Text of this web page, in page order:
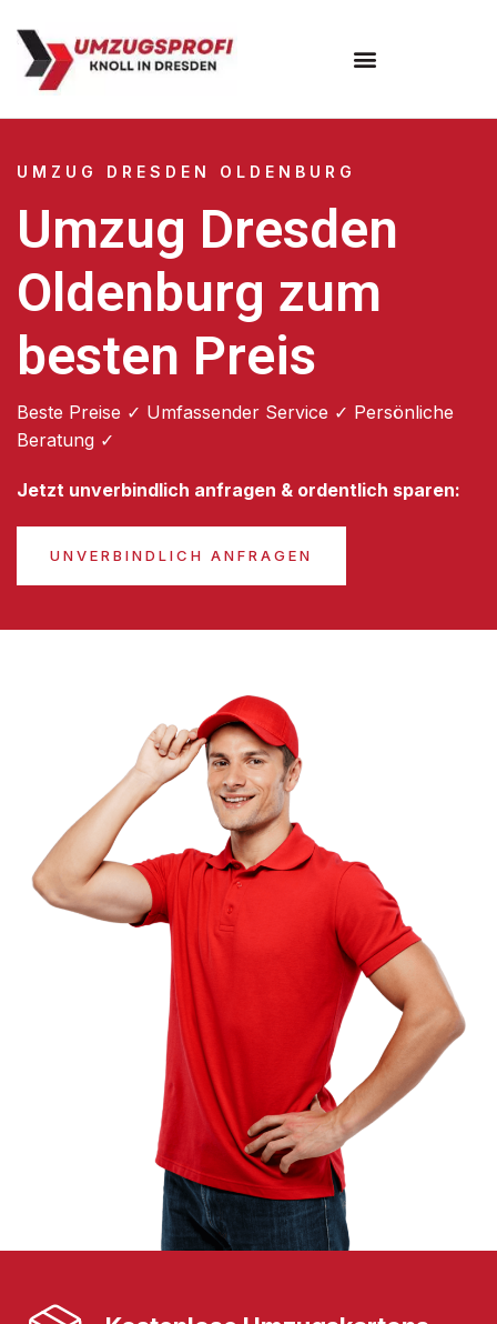
UMZUG DRESDEN OLDENBURG
Umzug Dresden
Oldenburg zum
besten Preis
Beste Preise ✓ Umfassender Service ✓ Persönliche
Beratung ✓
Jetzt unverbindlich anfragen & ordentlich sparen:
UNVERBINDLICH ANFRAGEN